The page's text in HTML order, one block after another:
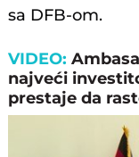
sa DFB-om.
VIDEO:
najveći
prestaje da